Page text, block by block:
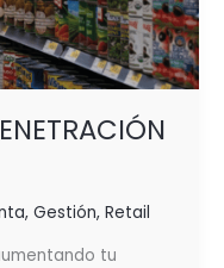
, Gestión, Retail
tu